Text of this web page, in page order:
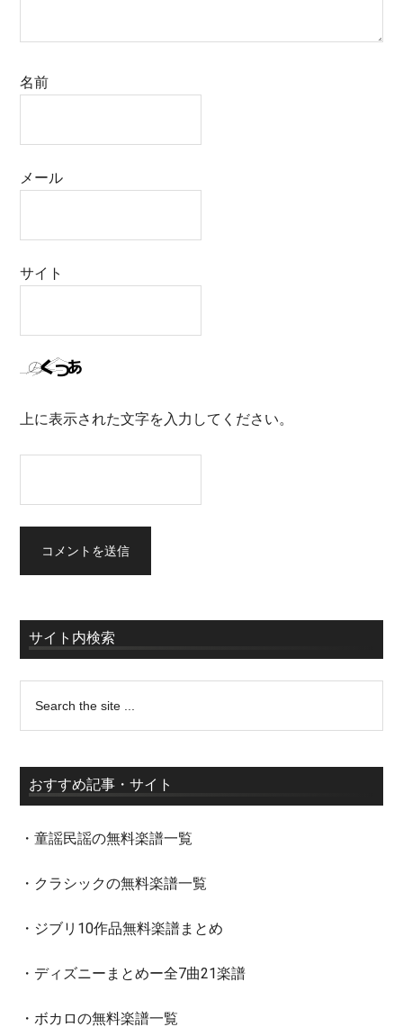
名前
メール
サイト
上に表示された文字を入力してください。
サイト内検索
おすすめ記事・サイト
・童謡民謡の無料楽譜一覧
・クラシックの無料楽譜一覧
・ジブリ10作品無料楽譜まとめ
・ディズニーまとめー全7曲21楽譜
・ボカロの無料楽譜一覧